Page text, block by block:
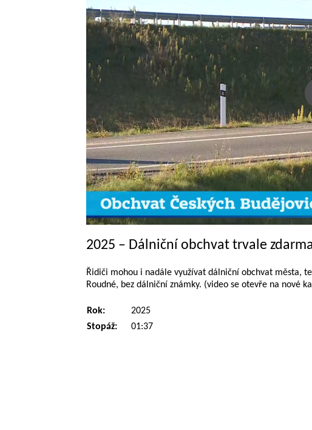
2025 – Dálniční obchvat trvale zdarma
Řidiči mohou i nadále využívat dálniční obchvat města,
Roudné, bez dálniční známky. (video se otevře na nové
Rok:
2025
Stopáž:
01:37